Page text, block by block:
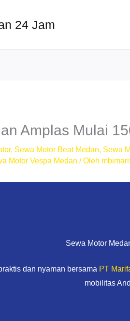
24 Jam
Amplas Mulai
, Sewa Motor Beat Medan, Sewa
Motor Vespa Medan / Oleh
Sewa Motor
dan nyaman bersama PT
mobilitas